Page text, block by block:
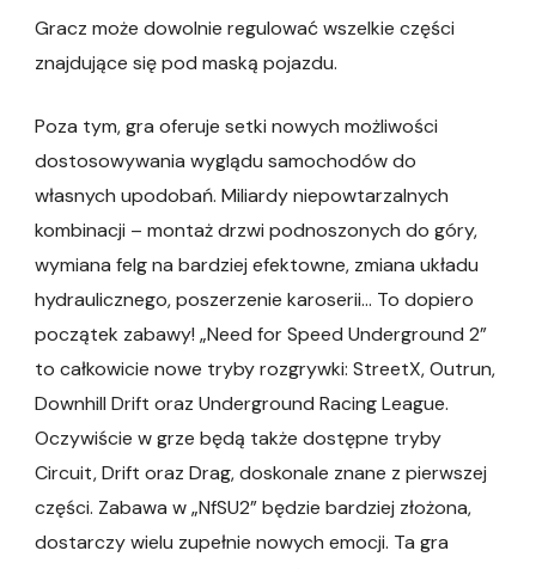
Gracz może dowolnie regulować wszelkie części
znajdujące się pod maską pojazdu.
Poza tym, gra oferuje setki nowych możliwości
dostosowywania wyglądu samochodów do
własnych upodobań. Miliardy niepowtarzalnych
kombinacji – montaż drzwi podnoszonych do góry,
wymiana felg na bardziej efektowne, zmiana układu
hydraulicznego, poszerzenie karoserii… To dopiero
początek zabawy! „Need for Speed Underground 2”
to całkowicie nowe tryby rozgrywki: StreetX, Outrun,
Downhill Drift oraz Underground Racing League.
Oczywiście w grze będą także dostępne tryby
Circuit, Drift oraz Drag, doskonale znane z pierwszej
części. Zabawa w „NfSU2” będzie bardziej złożona,
dostarczy wielu zupełnie nowych emocji. Ta gra